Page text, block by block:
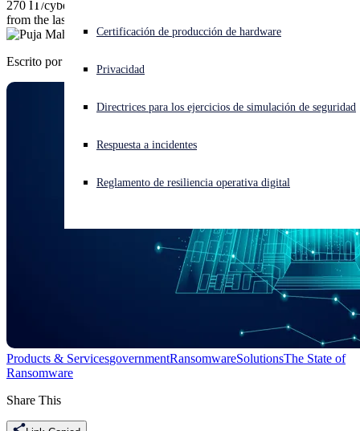
¿Está sufriendo un ciberataque? Obtenga ayuda ahora mismo
Iniciar sesión
Open language switcher
Certificación de producción de hardware
Privacidad
Directrices para los ejercicios de simulación de seguridad
Respuesta a incidentes
Reglamento de resiliencia operativa digital
270 IT/cybersecurity leaders share their ransomware experiences
from the last year.
Escrito por
Products & ServicesgovernmentRansomwareSolutionsThe State of
Ransomware
Share This